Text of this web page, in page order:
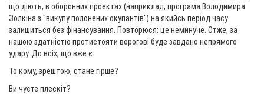
що діють, в оборонних проектах (наприклад, програма Володимира
Золкіна з "викупу полонених окупантів") на якийсь період часу
залишиться без фінансування. Повторюся: це неминуче. Отже, за
нашою здатністю протистояти ворогові буде завдано непрямого
удару. До всіх, що вже є.
То кому, зрештою, стане гірше?
Ви чуєте плескіт?